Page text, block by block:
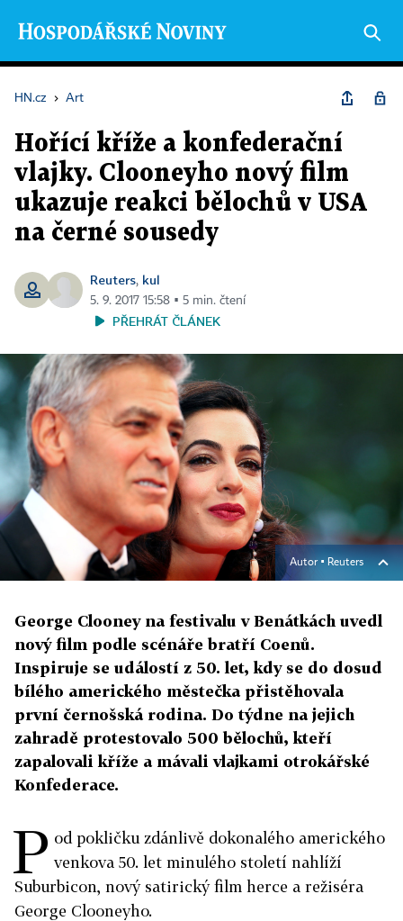
HN.cz › Art
Hořící kříže a konfederační
vlajky. Clooneyho nový film
ukazuje reakci bělochů v USA
na černé sousedy
Reuters, kul
5. 9. 2017 15:58 ▪ 5 min. čtení
PŘEHRÁT ČLÁNEK
Autor ▪ Reuters
George Clooney na festivalu v Benátkách uvedl
nový film podle scénáře bratří Coenů.
Inspiruje se událostí z 50. let, kdy se do dosud
bílého amerického městečka přistěhovala
první černošská rodina. Do týdne na jejich
zahradě protestovalo 500 bělochů, kteří
zapalovali kříže a mávali vlajkami otrokářské
Konfederace.
P od pokličku zdánlivě dokonalého amerického
venkova 50. let minulého století nahlíží
Suburbicon, nový satirický film herce a režiséra
George Clooneyho.